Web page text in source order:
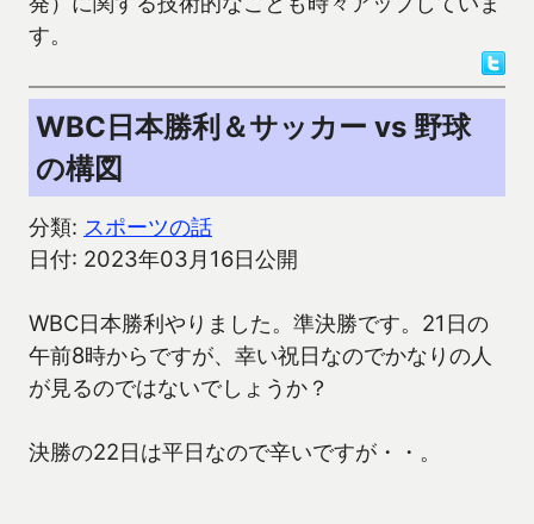
す。
WBC日本勝利＆サッカー vs 野球
の構図
分類: スポーツの話
日付: 2023年03月16日公開
WBC日本勝利やりました。準決勝です。21日の
午前8時からですが、幸い祝日なのでかなりの人
が見るのではないでしょうか？
決勝の22日は平日なので辛いですが・・。